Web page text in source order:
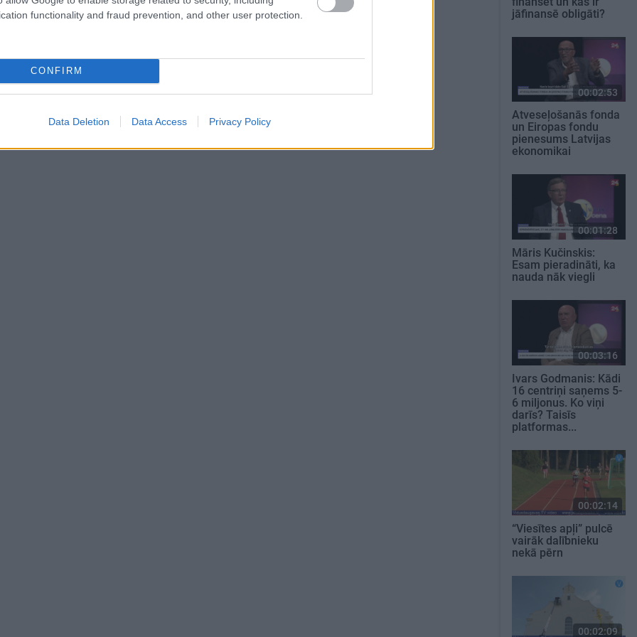
functionality and fraud prevention, and other user protection.
CONFIRM
Data Deletion Data Access Privacy Policy
jāfinansē obligāti?
00:02:53
Atveseļošanās fonda
un Eiropas fondu
pienesums Latvijas
ekonomikai
00:01:28
Māris Kučinskis:
Esam pieradināti, ka
nauda nāk viegli
00:03:16
Ivars Godmanis: Kādi
16 centriņi saņems 5-
6 miljonus. Ko viņi
darīs? Taisīs
platformas...
00:02:14
“Viesītes apļi” pulcē
vairāk dalībnieku
nekā pērn
00:02:09